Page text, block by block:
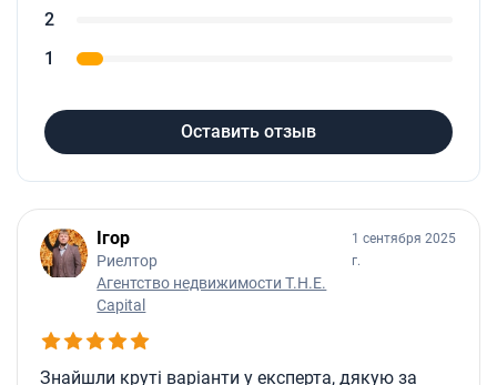
2
1
Оставить отзыв
Ігор
Риелтор
Агентство недвижимости T.H.E.
Capital
1 сентября 2025
г.
Знайшли круті варіанти у експерта, дякую за